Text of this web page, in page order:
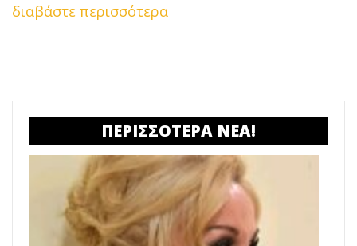
διαβάστε περισσότερα
ΠΕΡΙΣΣΟΤΕΡΑ ΝΕΑ!